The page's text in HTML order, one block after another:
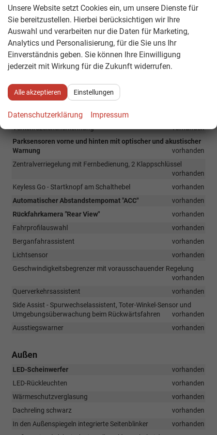
Ablenkungs- und Müdigkeitserkennung
vorhanden
Notrufsystem eCall
vorhanden
Airbag für Fahrer und Beifahrer, mit Beifahrerairbag-
Deaktivierung
vorhanden
Kopfairbags vorn und hinten, Seitenairbags vorn, Center-Airbag
sowie auf dem Beifahrersitz
Verkehrszeichenerkennung
vorhanden
Parksensoren vorne und hinten mit optischer und akustischer
Warnung
vorhanden
Zentralverriegelung mit Fernbedienung, 2 Klappschlüssel
vorhanden
Keyless Go - Startknopf am Schalthebel
vorhanden
Automatischer Abstandstempomat "ACC"
vorhanden
Rückfahrkamera "Rear View"
vorhanden
Fahrprofilauswahl
vorhanden
Berganfahrassistent
vorhanden
Lichtsensor
vorhanden
Geschwindigkeitsbegrenzer mit vorausschauender Regelung
vorhanden
Querverkehrsassistent
vorhanden
Side Assist - Spurwechselassistent, Toter-Winkel-Sensor und
Umgebungsüberwachung beim Rückwärtsfahren
vorhanden
Ausstiegswarner
vorhanden
Außen
LED-Scheinwerfer
vorhanden
LED-Rückleuchten
vorhanden
Wärmeschutzverglasung
vorhanden
Dachreling schwarz
vorhanden
In den Außenspiegeln integrierte Seitenblinker
vorhanden
Unsere Website setzt Cookies ein, um unsere Dienste für
Sie bereitzustellen. Hierbei berücksichtigen wir Ihre
Auswahl und verarbeiten nur die Daten für Marketing,
Analytics und Personalisierung, für die Sie uns Ihr
Einverständnis geben. Sie können Ihre Einwilligung
jederzeit mit Wirkung für die Zukunft widerrufen.
Alle akzeptieren Einstellungen
Datenschutzerklärung Impressum